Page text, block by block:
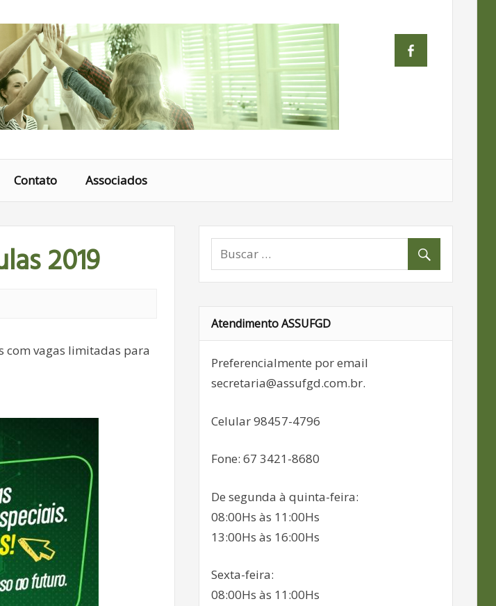
Contato Associados
2019
com vagas limitadas para
Atendimento ASSUFGD
Preferencialmente por email
secretaria@assufgd.com.br.
Celular 98457-4796
Fone: 67 3421-8680
De segunda à quinta-feira:
08:00Hs às 11:00Hs
13:00Hs às 16:00Hs
Sexta-feira:
08:00Hs às 11:00Hs